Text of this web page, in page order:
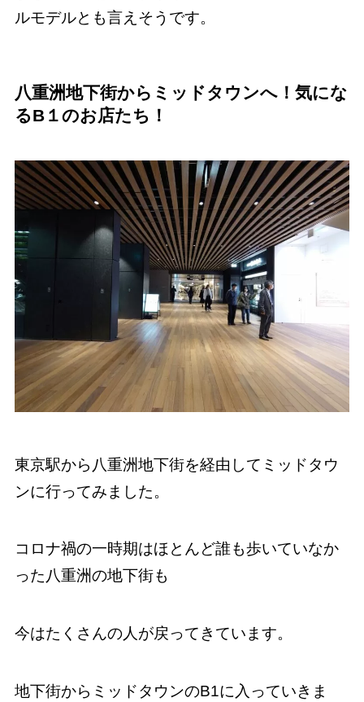
ルモデルとも言えそうです。
八重洲地下街からミッドタウンへ！気にな
るB１のお店たち！
東京駅から八重洲地下街を経由してミッドタウ
ンに行ってみました。
コロナ禍の一時期はほとんど誰も歩いていなか
った八重洲の地下街も
今はたくさんの人が戻ってきています。
地下街からミッドタウンのB1に入っていきま